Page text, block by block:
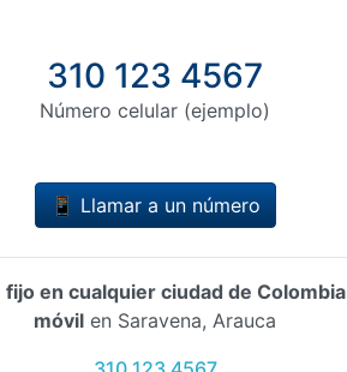
310 123 4567
Número celular (ejemplo)
📱 Llamar a un número
fijo en cualquier ciudad de Colombia
móvil en Saravena, Arauca